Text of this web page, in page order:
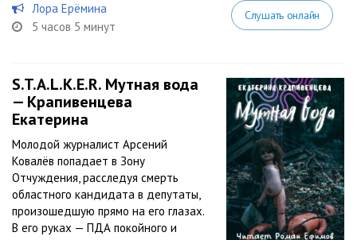
Лора Ерёмина
5 часов 5 минут
Слушать онлайн
S.T.A.L.K.E.R. Мутная вода
— Крапивенцева
Екатерина
Молодой журналист Арсений
Ковалёв попадает в Зону
Отчуждения, расследуя смерть
областного кандидата в депутаты,
произошедшую прямо на его глазах.
В его руках — ПДА покойного и